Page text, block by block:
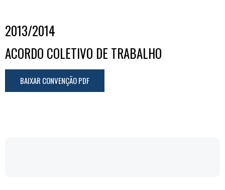
2013/2014
ACORDO COLETIVO DE TRABALHO
BAIXAR CONVENÇÃO PDF